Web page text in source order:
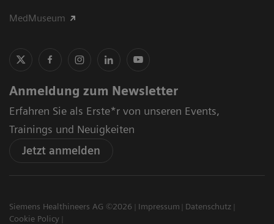
MedMuseum
Anmeldung zum Newsletter
Erfahren Sie als Erste*r von unseren Events,
Trainings und Neuigkeiten
Jetzt anmelden
Siemens Healthineers AG ©2026 Impressum
Datenschutz
Cookie Policy